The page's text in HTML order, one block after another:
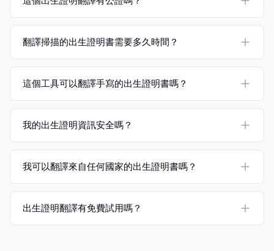
翻譯掃描的出生證明書需要多久時間？
這個工具可以翻譯手寫的出生證明書嗎？
我的出生證明資訊安全嗎？
我可以翻譯來自任何國家的出生證明書嗎？
出生證明翻譯有免費試用嗎？